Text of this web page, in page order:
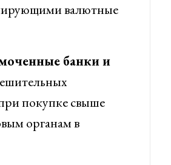
валютные
банки и
покупке свыше
органам в